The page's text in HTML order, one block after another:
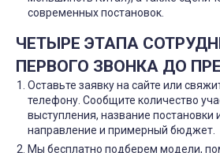
современных постановок.
ЧЕТЫРЕ ЭТАПА
ПЕРВОГО ЗВОНКА ДО
Оставьте заявку на сайте или
телефону. Сообщите количество
выступления, название постановки
направление и примерный бюджет.
Мы бесплатно подберем модели,